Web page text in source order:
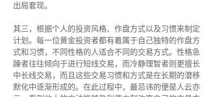
出局套现。
其三，根据个人的投资风格、作盘方式以及习惯来制定
计划。每一位黄金投资者都有着属于自己独特的作盘方
式和习惯，不同性格的人适合不同的交易方式。性格急
躁者往往倾向于进行短线交易，而冷静理智者则更擅长
中长线交易，而且这些交易习惯和方式是在长期的潜移
默化中逐渐形成的。在此过程中，最忌讳的便是人云亦